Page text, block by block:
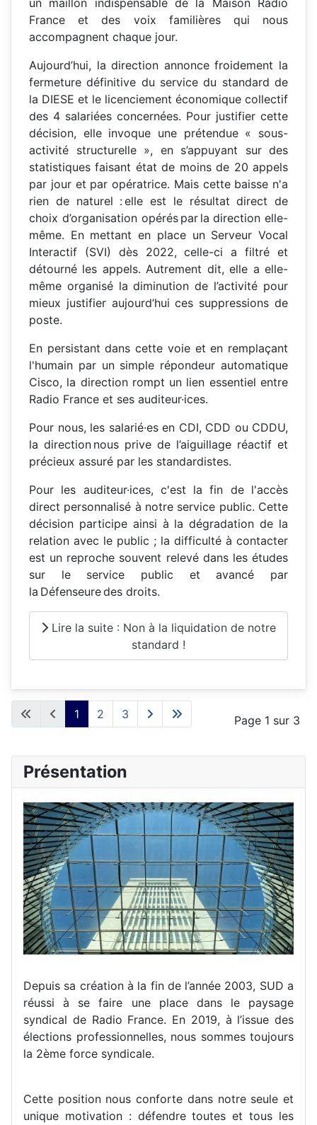
un maillon indispensable de la Maison Radio
France et des voix familières qui nous
accompagnent chaque jour.
Aujourd’hui, la direction annonce froidement la
fermeture définitive du service du standard de
la DIESE et le licenciement économique collectif
des 4 salariées concernées. Pour justifier cette
décision, elle invoque une prétendue « sous-
activité structurelle », en s’appuyant sur des
statistiques faisant état de moins de 20 appels
par jour et par opératrice. Mais cette baisse n'a
rien de naturel : elle est le résultat direct de
choix d’organisation opérés par la direction elle-
même. En mettant en place un Serveur Vocal
Interactif (SVI) dès 2022, celle-ci a filtré et
détourné les appels. Autrement dit, elle a elle-
même organisé la diminution de l’activité pour
mieux justifier aujourd’hui ces suppressions de
poste.
En persistant dans cette voie et en remplaçant
l'humain par un simple répondeur automatique
Cisco, la direction rompt un lien essentiel entre
Radio France et ses auditeur·ices.
Pour nous, les salarié·es en CDI, CDD ou CDDU,
la direction nous prive de l’aiguillage réactif et
précieux assuré par les standardistes.
Pour les auditeur·ices, c'est la fin de l'accès
direct personnalisé à notre service public. Cette
décision participe ainsi à la dégradation de la
relation avec le public ; la difficulté à contacter
est un reproche souvent relevé dans les études
sur le service public et avancé par
la Défenseure des droits.
Lire la suite : Non à la liquidation de notre
standard !
Page 1 sur 3
1 2 3
Présentation
Depuis sa création à la fin de l’année 2003, SUD a
réussi à se faire une place dans le paysage
syndical de Radio France. En 2019, à l’issue des
élections professionnelles, nous sommes toujours
la 2ème force syndicale.
Cette position nous conforte dans notre seule et
unique motivation : défendre toutes et tous les